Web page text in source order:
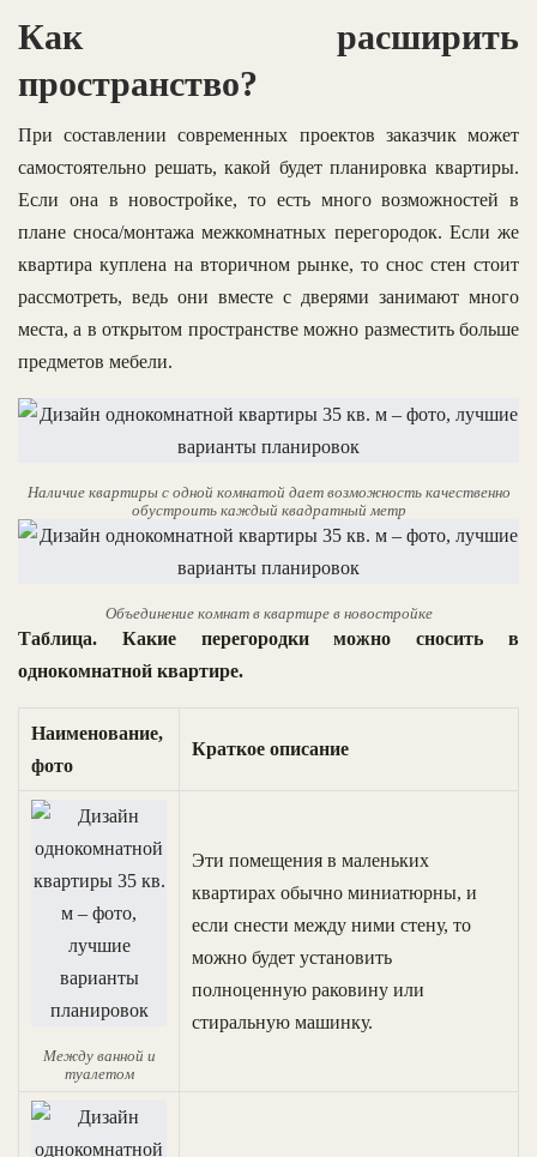
Как расширить
пространство?
При составлении современных проектов заказчик может
самостоятельно решать, какой будет планировка квартиры.
Если она в новостройке, то есть много возможностей в
плане сноса/монтажа межкомнатных перегородок. Если же
квартира куплена на вторичном рынке, то снос стен стоит
рассмотреть, ведь они вместе с дверями занимают много
места, а в открытом пространстве можно разместить больше
предметов мебели.
Наличие квартиры с одной комнатой дает возможность качественно
обустроить каждый квадратный метр
Объединение комнат в квартире в новостройке
Таблица. Какие перегородки можно сносить в
однокомнатной квартире.
Наименование,
фото
Краткое описание
Между ванной и
туалетом
Эти помещения в маленьких
квартирах обычно миниатюрны, и
если снести между ними стену, то
можно будет установить
полноценную раковину или
стиральную машинку.